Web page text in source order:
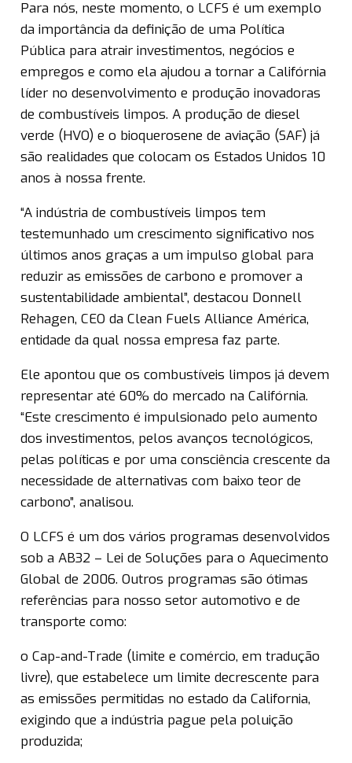
Para nós, neste momento, o LCFS é um exemplo
da importância da definição de uma Política
Pública para atrair investimentos, negócios e
empregos e como ela ajudou a tornar a Califórnia
líder no desenvolvimento e produção inovadoras
de combustíveis limpos. A produção de diesel
verde (HVO) e o bioquerosene de aviação (SAF) já
são realidades que colocam os Estados Unidos 10
anos à nossa frente.
“A indústria de combustíveis limpos tem
testemunhado um crescimento significativo nos
últimos anos graças a um impulso global para
reduzir as emissões de carbono e promover a
sustentabilidade ambiental”, destacou Donnell
Rehagen, CEO da Clean Fuels Alliance América,
entidade da qual nossa empresa faz parte.
Ele apontou que os combustíveis limpos já devem
representar até 60% do mercado na Califórnia.
“Este crescimento é impulsionado pelo aumento
dos investimentos, pelos avanços tecnológicos,
pelas políticas e por uma consciência crescente da
necessidade de alternativas com baixo teor de
carbono”, analisou.
O LCFS é um dos vários programas desenvolvidos
sob a AB32 – Lei de Soluções para o Aquecimento
Global de 2006. Outros programas são ótimas
referências para nosso setor automotivo e de
transporte como:
o Cap-and-Trade (limite e comércio, em tradução
livre), que estabelece um limite decrescente para
as emissões permitidas no estado da California,
exigindo que a indústria pague pela poluição
produzida;